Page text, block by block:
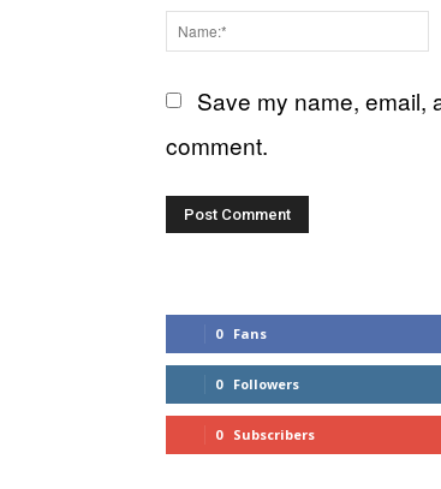
Save my name, email,
comment.
0 Fans
0 Followers
0 Subscribers